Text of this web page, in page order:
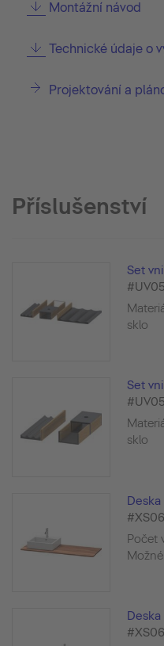
Montážní návod
Technické údaje o
Projektování a
Příslušenství
Set
sklo
Set
sklo
Deska
Počet
Deska